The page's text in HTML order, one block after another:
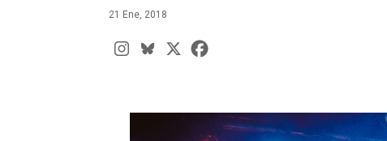
21 Ene, 2018